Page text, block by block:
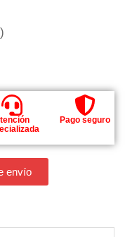
Pago seguro
envío